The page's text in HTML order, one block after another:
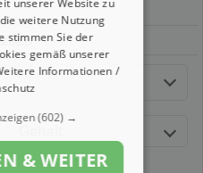
weitere Nutzung
stimmen Sie der
gemäß unserer
Informationen /
(602) →
& WEITER